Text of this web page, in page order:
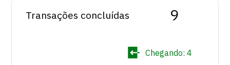
Transações concluídas 9
Chegando: 4